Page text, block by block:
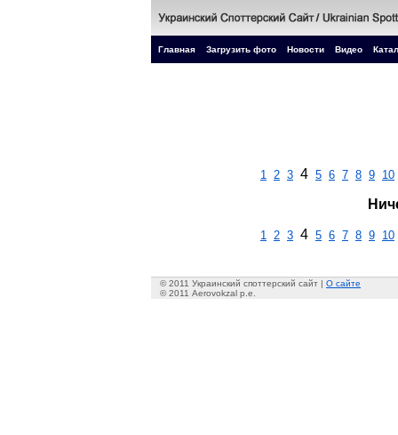
Главная Загрузить фото Новости Видео
1 2 3 4 5 6 7 8 9 10
1 2 3 4 5 6 7 8 9 10
© 2011 Украинский споттерский сайт | О сайте
© 2011 Aerovokzal p.e.